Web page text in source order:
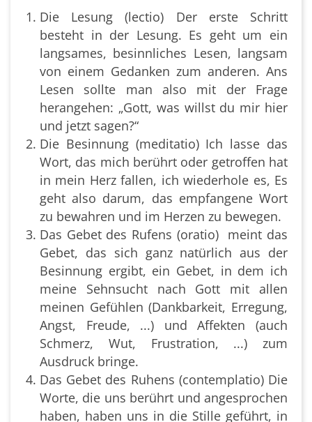
Die Lesung (lectio) Der erste Schritt
besteht in der Lesung. Es geht um ein
langsames, besinnliches Lesen, langsam
von einem Gedanken zum anderen. Ans
Lesen sollte man also mit der Frage
herangehen: „Gott, was willst du mir hier
und jetzt sagen?“
Die Besinnung (meditatio) Ich lasse das
Wort, das mich berührt oder getroffen hat
in mein Herz fallen, ich wiederhole es, Es
geht also darum, das empfangene Wort
zu bewahren und im Herzen zu bewegen.
Das Gebet des Rufens (oratio) meint das
Gebet, das sich ganz natürlich aus der
Besinnung ergibt, ein Gebet, in dem ich
meine Sehnsucht nach Gott mit allen
meinen Gefühlen (Dankbarkeit, Erregung,
Angst, Freude, ...) und Affekten (auch
Schmerz, Wut, Frustration, ...) zum
Ausdruck bringe.
Das Gebet des Ruhens (contemplatio) Die
Worte, die uns berührt und angesprochen
haben, haben uns in die Stille geführt, in